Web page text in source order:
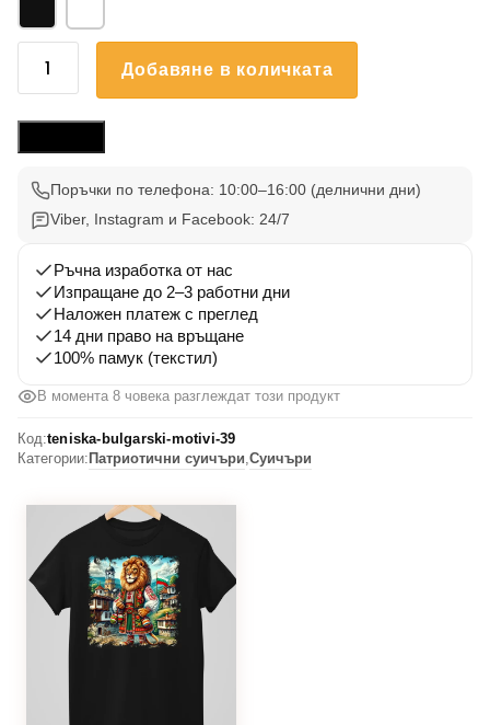
количество
Вдъхновения
39
Добавяне в количката
Поръчки по телефона: 10:00–16:00 (делнични дни)
Viber, Instagram и Facebook: 24/7
Ръчна изработка от нас
Изпращане до 2–3 работни дни
Наложен платеж с преглед
14 дни право на връщане
100% памук (текстил)
В момента 8 човека разглеждат този продукт
Код:teniska-bulgarski-motivi-39
Категории: Патриотични суичъри,Суичъри